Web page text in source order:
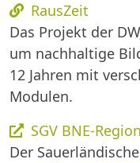
RausZeit
Das Projekt der
um nachhaltige
12 Jahren mit
Modulen.
SGV BNE-
Der